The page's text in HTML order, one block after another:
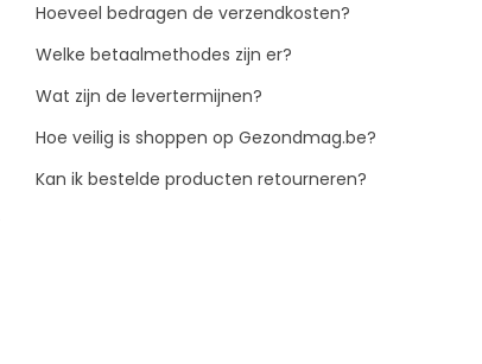
Hoeveel bedragen de verzendkosten?
Welke betaalmethodes zijn er?
Wat zijn de levertermijnen?
Hoe veilig is shoppen op Gezondmag.be?
Kan ik bestelde producten retourneren?